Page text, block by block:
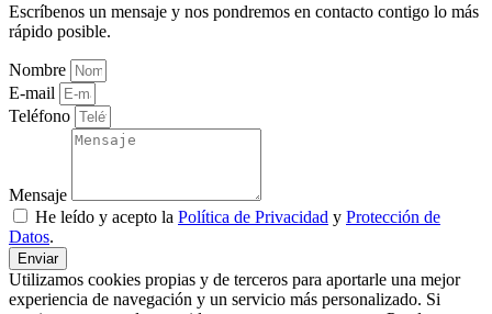
Escríbenos un mensaje y nos pondremos en contacto contigo lo más
rápido posible.
Nombre
E-mail
Teléfono
Mensaje
He leído y acepto la Política de Privacidad y Protección de
Datos.
Enviar
Utilizamos cookies propias y de terceros para aportarle una mejor
experiencia de navegación y un servicio más personalizado. Si